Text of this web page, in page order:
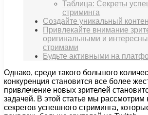
Таблица: Секреты
стриминга
Создайте уникальный
Привлекайте внимание
оригинальными и
стримами
Будьте активными на
Однако, среди такого большого
конкуренция становится все более
привлечение новых зрителей
задачей. В этой статье мы рассмотрим
секретов успешного стриминга,